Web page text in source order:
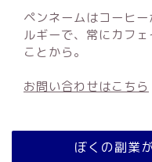
ペンネームはコーヒ
ルギーで、常にカフ
ことから。
お問い合わせはこちら
ぼくの副業